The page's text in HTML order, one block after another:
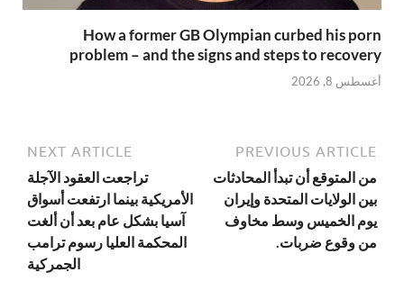
How a former GB Olympian curbed his porn
problem – and the signs and steps to recovery
أغسطس 8, 2026
PREVIOUS ARTICLE
من المتوقع أن تبدأ المحادثات
بين الولايات المتحدة وإيران
يوم الخميس وسط مخاوف
من وقوع ضربات.
NEXT ARTICLE
تراجعت العقود الآجلة
الأمريكية بينما ارتفعت أسواق
آسيا بشكل عام بعد أن ألغت
المحكمة العليا رسوم ترامب
الجمركية